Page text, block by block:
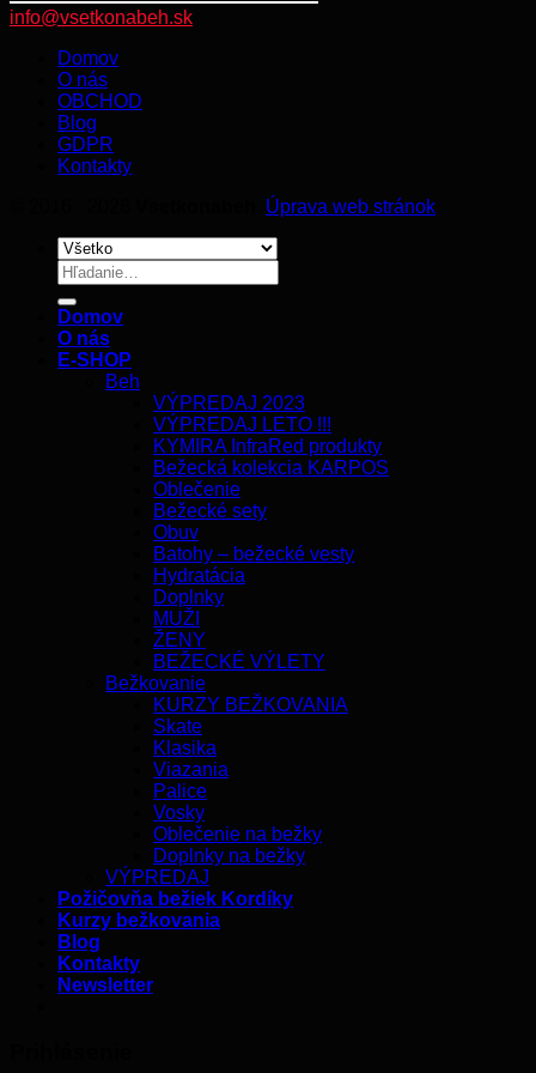
info@vsetkonabeh.sk
Domov
O nás
OBCHOD
Blog
GDPR
Kontakty
Úprava web stránok
Hľadať:
Domov
O nás
E-SHOP
Beh
VÝPREDAJ 2023
VÝPREDAJ LETO !!!
KYMIRA InfraRed produkty
Bežecká kolekcia KARPOS
Oblečenie
Bežecké sety
Obuv
Batohy – bežecké vesty
Hydratácia
Doplnky
MUŽI
ŽENY
BEŽECKÉ VÝLETY
Bežkovanie
KURZY BEŽKOVANIA
Skate
Klasika
Viazania
Palice
Vosky
Oblečenie na bežky
Doplnky na bežky
VÝPREDAJ
Požičovňa bežiek Kordíky
Kurzy bežkovania
Blog
Kontakty
Newsletter